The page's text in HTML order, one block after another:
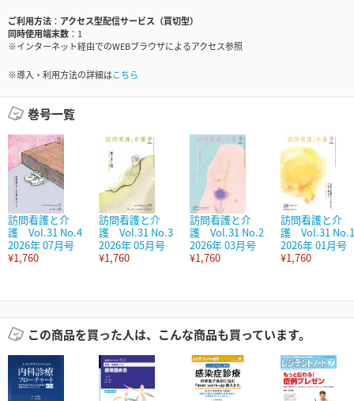
ご利用方法
アクセス型配信サービス（買切型）
同時使用端末数
1
※インターネット経由でのWEBブラウザによるアクセス参照
※導入・利用方法の詳細はこちら
巻号一覧
訪問看護と介
護 Vol.31 No.4
2026年 07月号
¥1,760
訪問看護と介
護 Vol.31 No.3
2026年 05月号
¥1,760
訪問看護と介
護 Vol.31 No.2
2026年 03月号
¥1,760
訪問看護と介
護 Vol.31 No.1
2026年 01月号
¥1,760
この商品を買った人は、こんな商品も買っています。